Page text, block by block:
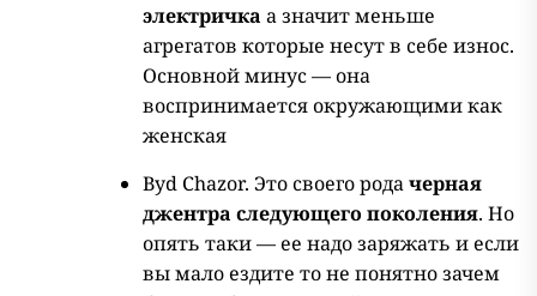
электричка а значит меньше
агрегатов которые несут в себе износ.
Основной минус — она
воспринимается окружающими как
женская
Byd Chazor. Это своего родачерная
джентра следующего поколения. Но
опять таки — ее надо заряжать и если
вы мало ездите то не понятно зачем